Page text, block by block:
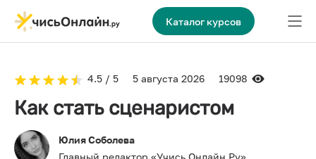
Каталог курсов
4.5 / 5 5 августа 2026 19098
Как стать сценаристом
Юлия Соболева
Главный редактор «Учись Онлайн Ру»